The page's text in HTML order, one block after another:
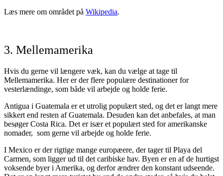
Læs mere om området på Wikipedia.
3. Mellemamerika
Hvis du gerne vil længere væk, kan du vælge at tage til
Mellemamerika. Her er der flere populære destinationer for
vesterlændinge, som både vil arbejde og holde ferie.
Antigua i Guatemala er et utrolig populært sted, og det er langt mere
sikkert end resten af Guatemala. Desuden kan det anbefales, at man
besøger Costa Rica. Det er især et populært sted for amerikanske
nomader, som gerne vil arbejde og holde ferie.
I Mexico er der rigtige mange europæere, der tager til Playa del
Carmen, som ligger ud til det caribiske hav. Byen er en af de hurtigst
voksende byer i Amerika, og derfor ændrer den konstant udseende.